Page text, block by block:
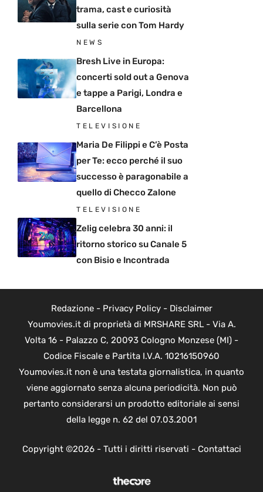
trama, cast e curiosità
sulla serie con Tom Hardy
NEWS
Bresh Live in Europa:
concerti sold out a Genova
e tappe a Parigi, Londra e
Barcellona
TELEVISIONE
Maria De Filippi e C’è Posta
per Te: ecco perché il suo
successo è paragonabile a
quello di Checco Zalone
TELEVISIONE
Zelig celebra 30 anni: il
ritorno storico su Canale 5
con Bisio e Incontrada
Redazione- Privacy Policy- Disclaimer
Youmovies.it di proprietà di MRSHARE SRL - Via A.
Volta 16 - Palazzo C, 20093 Cologno Monzese (MI) -
Codice Fiscale e Partita I.V.A. 10216150960
Youmovies.it non è una testata giornalistica, in quanto
viene aggiornato senza alcuna periodicità. Non può
pertanto considerarsi un prodotto editoriale ai sensi
della legge n. 62 del 07.03.2001
Copyright ©2026 - Tutti i diritti riservati - Contattaci